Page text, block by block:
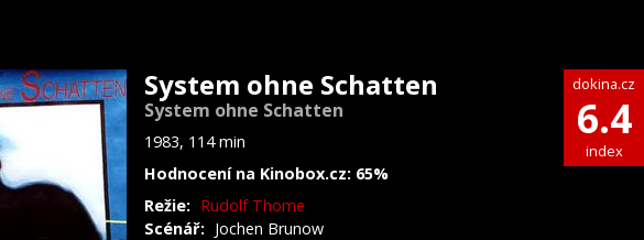
System ohne Schatten
System ohne Schatten
1983, 114 min
Hodnocení na Kinobox.cz: 65%
dokina.cz
6.4
index
Režie: Rudolf Thome
Scénář: Jochen Brunow